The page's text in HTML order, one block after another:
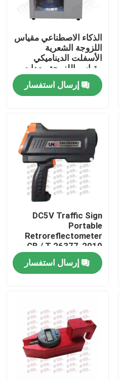
الذكاء الاصطناعي مقياس
اللزوجة الشعرية
الأسفلت الديناميكي
مقياس اللزوجة معدات
اختبار الأسفلت
إرسال استفسار
DC5V Traffic Sign
Portable
Retroreflectometer
GB / T 26377-2010
standard
إرسال استفسار